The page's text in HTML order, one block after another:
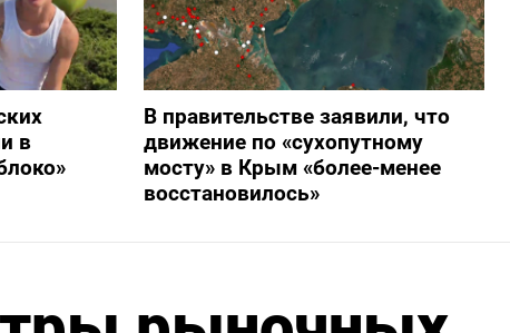
в
В правительстве заявили, что
движение по «сухопутному
мосту» в Крым «более-менее
восстановилось»